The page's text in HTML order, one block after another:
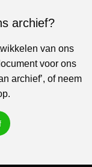
archief?
van ons
voor ons
archief’, of neem